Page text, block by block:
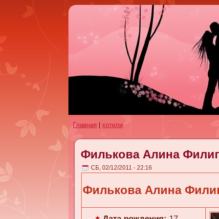
Главная |хотели
Филькова Алина
СБ, 02/12/2011 - 22:16
Филькова Алина